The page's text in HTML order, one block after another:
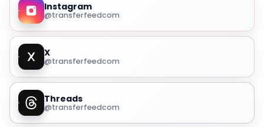
Instagram
@transferfeedcom
X
@transferfeedcom
Threads
@transferfeedcom